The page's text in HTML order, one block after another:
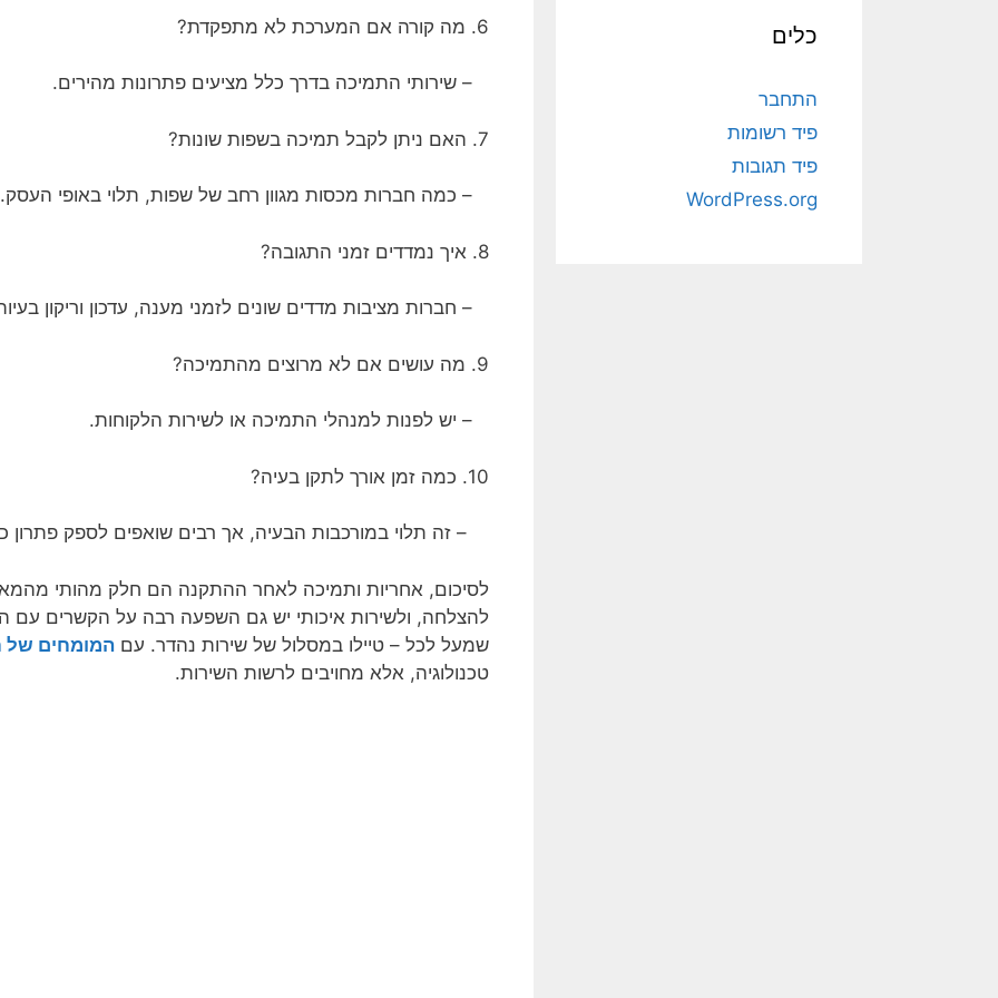
6. מה קורה אם המערכת לא מתפקדת?
– שירותי התמיכה בדרך כלל מציעים פתרונות מהירים.
7. האם ניתן לקבל תמיכה בשפות שונות?
– כמה חברות מכסות מגוון רחב של שפות, תלוי באופי העסק.
8. איך נמדדים זמני התגובה?
– חברות מציבות מדדים שונים לזמני מענה, עדכון וריקון
9. מה עושים אם לא מרוצים מהתמיכה?
– יש לפנות למנהלי התמיכה או לשירות הלקוחות.
10. כמה זמן אורך לתקן בעיה?
– זה תלוי במורכבות הבעיה, אך רבים שואפים לספק פתרון
לסיכום, אחריות ותמיכה לאחר ההתקנה הם חלק מהותי
להצלחה, ולשירות איכותי יש גם השפעה רבה על הקשרים עם
שמעל לכל – טיילו במסלול של שירות נהדר. עם המומחים של
טכנולוגיה, אלא מחויבים לרשות השירות.
כלים
התחבר
פיד רשומות
פיד תגובות
WordPress.org